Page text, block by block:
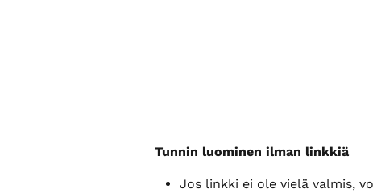
Tunnin luominen ilman linkkiä
Jos linkki ei ole vielä valmis,